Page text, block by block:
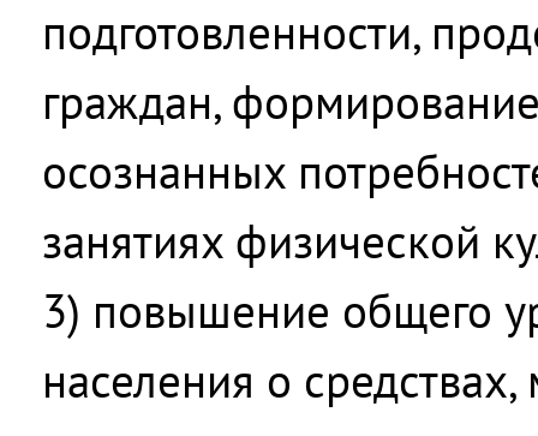
подготовленности,
граждан,
осознанных
занятиях физической
3) повышение общего
населения о